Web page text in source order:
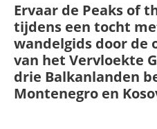
Ervaar de Peaks of
tijdens een tocht
wandelgids door de
van het Vervloekte
drie Balkanlanden
Montenegro en